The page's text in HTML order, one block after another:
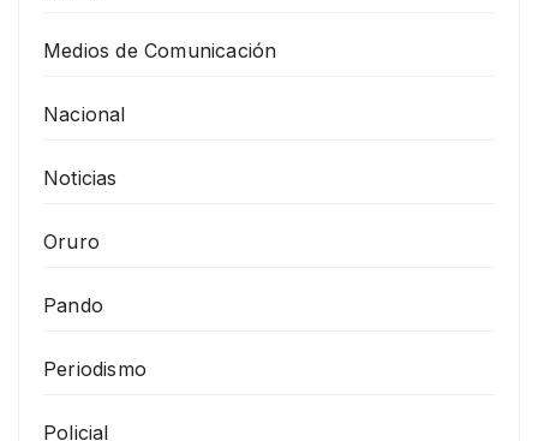
Medios de Comunicación
Nacional
Noticias
Oruro
Pando
Periodismo
Policial